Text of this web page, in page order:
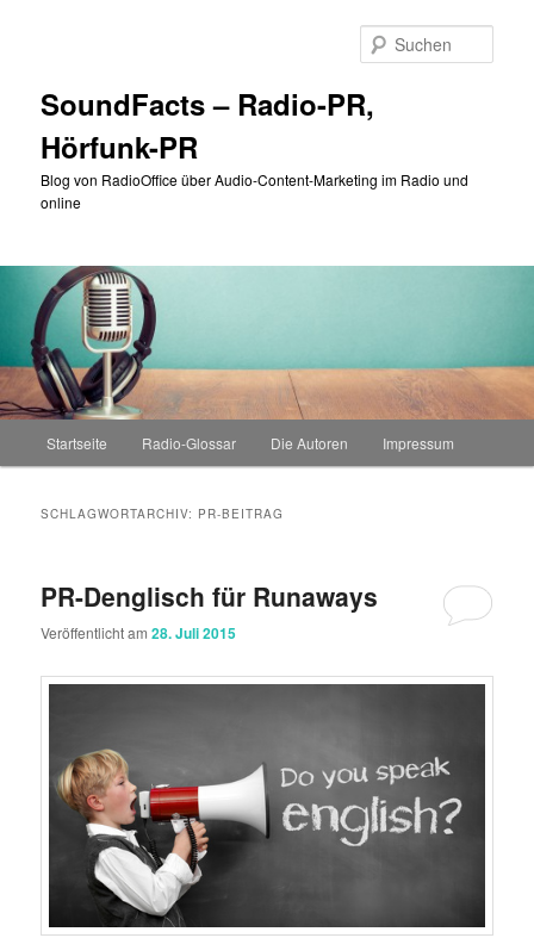
SoundFacts – Radio-PR,
Hörfunk-PR
Blog von RadioOffice über Audio-Content-Marketing im Radio und
online
Startseite Radio-Glossar Die Autoren Impressum
SCHLAGWORTARCHIV: PR-BEITRAG
PR-Denglisch für Runaways
Veröffentlicht am28. Juli 2015